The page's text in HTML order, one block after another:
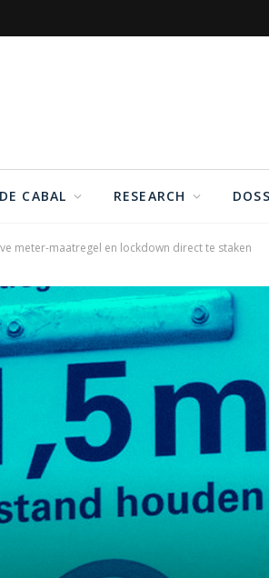
CABAL RESEARCH
meter-maatregel en lockdown direct te staken